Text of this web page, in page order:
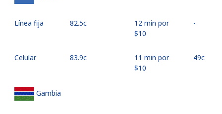
Línea fija ⁦82.5c⁩
12 min por
⁦$10⁩
-
Celular ⁦83.9c⁩
11 min por
⁦$10⁩
⁦49c⁩
Gambia